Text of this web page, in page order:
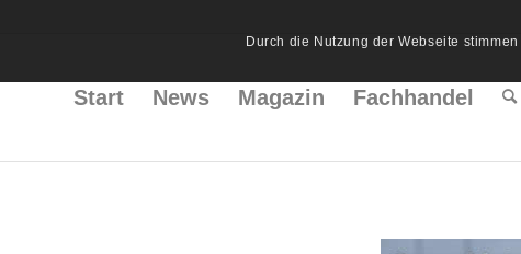
Start News Magazin Fachhandel
Durch die Nutzung der Webseite